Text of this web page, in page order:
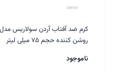
کرم ضد آفتاب آردن سولاریس مدل
روشن کننده حجم 75 میلی لیتر
ناموجود